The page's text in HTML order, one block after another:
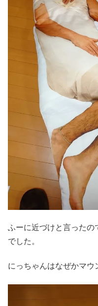
ふーに近づけと言ったの
でした。
にっちゃんはなぜかマウ